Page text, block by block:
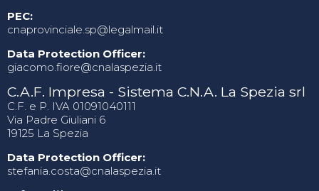
PEC:
cnaprovinciale.sp@legalmail.it
Data Protection Officer:
giacomo.fiore@cnalaspezia.it
C.A.F. Impresa - Sistema C.N.A. La Spezia srl
C.F. e P. IVA 01091040111
Via Padre Giuliani 6
19125 La Spezia
Data Protection Officer:
stefania.costa@cnalaspezia.it